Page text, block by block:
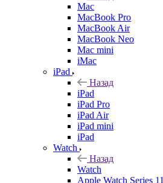
Mac
MacBook Pro
MacBook Air
MacBook Neo
Mac mini
iMac
iPad
Назад
iPad
iPad Pro
iPad Air
iPad mini
iPad
Watch
Назад
Watch
Apple Watch Series 11